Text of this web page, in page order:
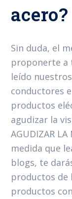
acero?
Sin duda, el
proponerte a
leído
conductores
productos
agudizar la
AGUDIZAR
medida que
blogs, te
productos de
productos